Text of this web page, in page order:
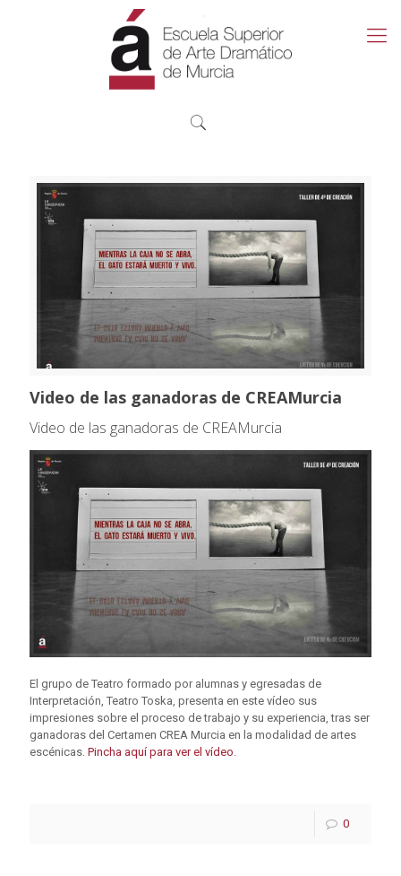
Video de las ganadoras de CREAMurcia
Video de las ganadoras de CREAMurcia
El grupo de Teatro formado por alumnas y egresadas de
Interpretación, Teatro Toska, presenta en este vídeo sus
impresiones sobre el proceso de trabajo y su experiencia, tras ser
ganadoras del Certamen CREA Murcia en la modalidad de artes
escénicas. Pincha aquí para ver el vídeo.
0